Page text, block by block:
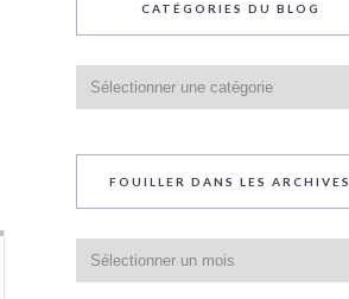
CATÉGORIES DU BLOG
du
blog
FOUILLER DANS LES ARCHIVES
dans
les